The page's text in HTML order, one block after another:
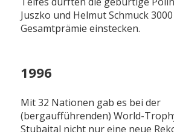
Juszko und Helmut Schmuck
Gesamtprämie einstecken.
1996
Mit 32 Nationen gab es bei der
(bergaufführenden) World-
Stubaital nicht nur eine neue